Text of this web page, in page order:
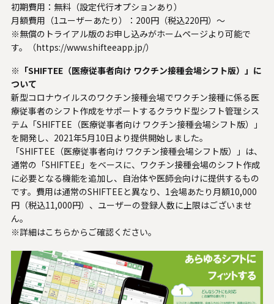
初期費用：無料（設定代行オプションあり）
月額費用（1ユーザーあたり）：200円（税込220円）～
※無償のトライアル版のお申し込みがホームページより可能で
す。（https://www.shifteeapp.jp/）
※「SHIFTEE（医療従事者向け ワクチン接種会場シフト版）」に
ついて
新型コロナウイルスのワクチン接種会場でワクチン接種に係る医
療従事者のシフト作成をサポートするクラウド型シフト管理シス
テム「SHIFTEE（医療従事者向け ワクチン接種会場シフト版）」
を開発し、2021年5月10日より提供開始しました。
「SHIFTEE（医療従事者向け ワクチン接種会場シフト版）」は、
通常の「SHIFTEE」をベースに、ワクチン接種会場のシフト作成
に必要となる機能を追加し、自治体や医師会向けに提供するもの
です。費用は通常のSHIFTEEと異なり、1会場あたり月額10,000
円（税込11,000円）、ユーザーの登録人数に上限はございませ
ん。
※詳細はこちらからご確認ください。